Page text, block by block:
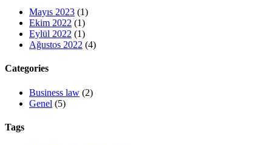
Mayıs 2023 (1)
Ekim 2022 (1)
Eylül 2022 (1)
Ağustos 2022 (4)
Categories
Business law (2)
Genel (5)
Tags